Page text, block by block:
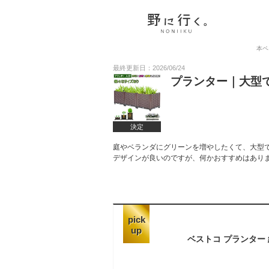
本
最終更新日：2026/06/24
決定
プランター｜大型
庭やベランダにグリーンを増やしたくて、大
デザインが良いのですが、何かおすすめはあり
pick
up